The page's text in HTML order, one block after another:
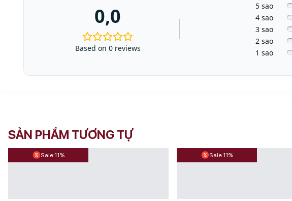
0,0
Based on 0 reviews
5 sao
4 sao
3 sao
2 sao
1 sao
SẢN PHẨM TƯƠNG TỰ
Sale 11% Sale 11%